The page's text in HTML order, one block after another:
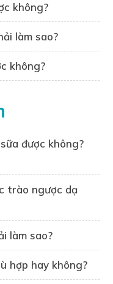
trình Sở
nhà thuốc tốt
Y tế Thế
tốt sản xuất
Tổ chức Y tế
lưu trữ thuốc
Y tế Thế
muốn đưa
tin cậy đến
nhận thức về
không?
làm sao?
không?
được không?
trào ngược dạ
làm sao?
hợp hay không?